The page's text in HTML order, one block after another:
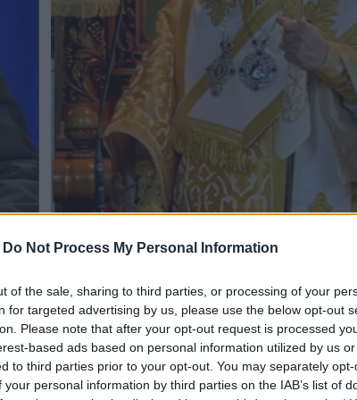
Do Not Process My Personal Information
of the sale, sharing to third parties, or processing of your
for targeted advertising by us, please use the below opt-out
Please note that after your opt-out request is processed
based ads based on personal information utilized by us
to third parties prior to your opt-out. You may separately
personal information by third parties on the IAB’s list of
Πρεσπών και Εορδαίας κ.κ. Ειρηναίος Λαφτσής